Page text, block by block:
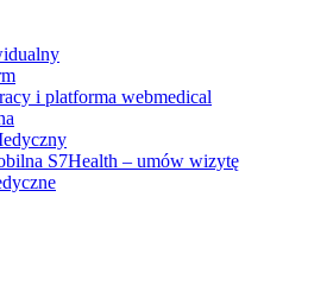
i platforma webmedical
S7Health – umów wizytę